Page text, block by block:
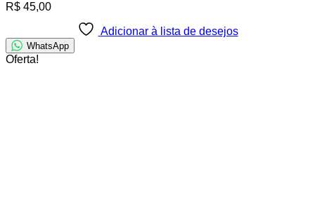
R$ 45,00
Adicionar à lista de desejos
WhatsApp
Oferta!